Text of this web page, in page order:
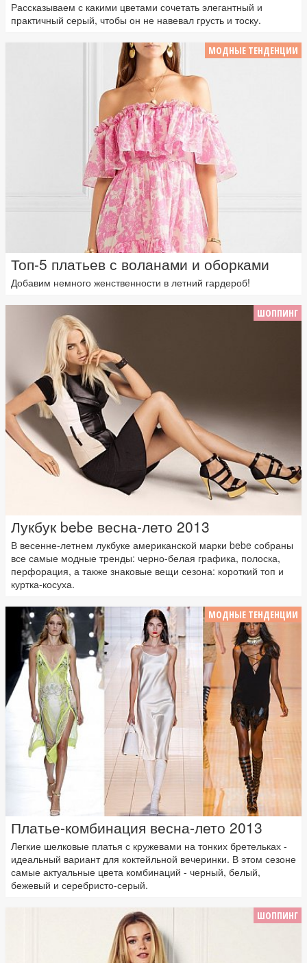
Рассказываем с какими цветами сочетать элегантный и
практичный серый, чтобы он не навевал грусть и тоску.
МОДНЫЕ ТЕНДЕНЦИИ
Топ-5 платьев с воланами и оборками
Добавим немного женственности в летний гардероб!
ШОППИНГ
Лукбук bebe весна-лето 2013
В весенне-летнем лукбуке американской марки bebe собраны
все самые модные тренды: черно-белая графика, полоска,
перфорация, а также знаковые вещи сезона: короткий топ и
куртка-косуха.
МОДНЫЕ ТЕНДЕНЦИИ
Платье-комбинация весна-лето 2013
Легкие шелковые платья с кружевами на тонких бретельках -
идеальный вариант для коктейльной вечеринки. В этом сезоне
самые актуальные цвета комбинаций - черный, белый,
бежевый и серебристо-серый.
ШОППИНГ